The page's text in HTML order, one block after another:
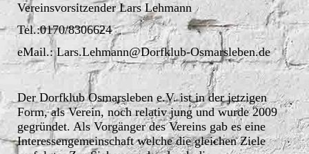
Vereinsvorsitzender Lars Lehmann
Tel.:0170/8306624
eMail.: Lars.Lehmann@Dorfklub-Osmarsleben.de
Der Dorfklub Osmarsleben e.V. ist in der jetzigen
Form, als Verein, noch relativ jung und wurde 2009
gegründet. Als Vorgänger des Vereins gab es eine
Interessengemeinschaft welche die gleichen Ziele